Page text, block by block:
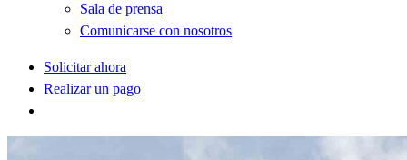
Sala de prensa
Comunicarse con nosotros
Solicitar ahora
Realizar un pago